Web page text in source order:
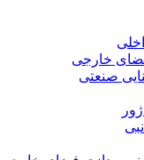
خارجی
صنعتی